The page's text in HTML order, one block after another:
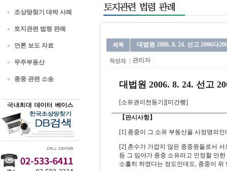
조상땅찾기 대박 사례
토지관련 법령 판례
언론 보도 자료
무주부동산
종중 관련 소송
대법원 2006. 8. 24. 선고 2006다
관리자
대법원 2006. 8. 24. 선고
[소유권이전등기][미간행]
【판시사항】
[1] 종중이 그 소유 부동산을 사정명의
[2] 촌수가 가깝지 않은 종중원들로서
등 그 임야가 종중 소유라고 인정할 만
소홀히 하였다는 정도인데도, 종중이